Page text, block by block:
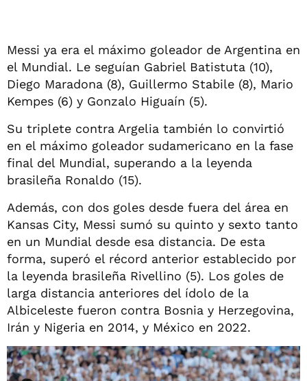
Messi ya era el máximo goleador de Argentina en
el Mundial. Le seguían Gabriel Batistuta (10),
Diego Maradona (8), Guillermo Stabile (8), Mario
Kempes (6) y Gonzalo Higuaín (5).
Su triplete contra Argelia también lo convirtió
en el máximo goleador sudamericano en la fase
final del Mundial, superando a la leyenda
brasileña Ronaldo (15).
Además, con dos goles desde fuera del área en
Kansas City, Messi sumó su quinto y sexto tanto
en un Mundial desde esa distancia. De esta
forma, superó el récord anterior establecido por
la leyenda brasileña Rivellino (5). Los goles de
larga distancia anteriores del ídolo de la
Albiceleste fueron contra Bosnia y Herzegovina,
Irán y Nigeria en 2014, y México en 2022.